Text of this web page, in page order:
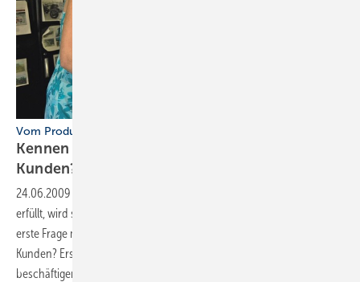
Vom Produkterklärer zum Verkäufer
Kennen Sie die Basiserwartungen Ihrer
Kunden?
24.06.2009
erfüllt, wird seinen Betrieb künftig erfolgreich führen können. Der
erste Frage muss immer sein: Was sind die Basiserwartungen meiner
Kunden? Erst dann kann sich der SHK-Unternehmer damit
beschäftigen, wie er diese täglich mit Leben